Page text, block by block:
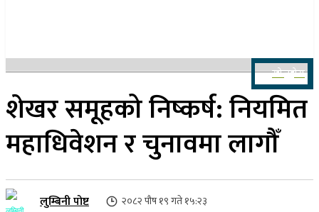
खोज्नुहोस
शेखर समूहको निष्कर्ष: नियमित
महाधिवेशन र चुनावमा लागौँ
लुम्बिनी पोष्ट २०८२ पौष १९ गते १५:२३